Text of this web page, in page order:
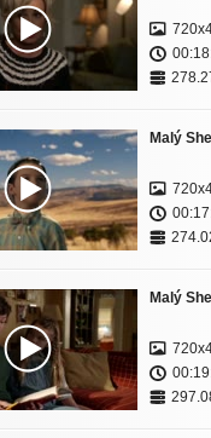
Malý
Malý